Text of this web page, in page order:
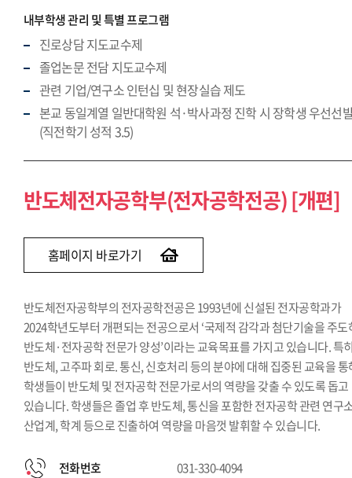
내부학생 관리 및 특별 프로그램
진로상담 지도교수제
졸업논문 전담 지도교수제
관련 기업/연구소 인턴십 및 현장실습 제도
본교 동일계열 일반대학원 석·박사과정 진학 시 장학생 우선선
(직전학기 성적 3.5)
반도체전자공학부(전자공학전공) [개편]
홈페이지 바로가기
반도체전자공학부의 전자공학전공은 1993년에 신설된 전자공학과가
2024학년도부터 개편되는 전공으로서 ‘국제적 감각과 첨단기술을 주도
반도체·전자공학 전문가 양성’이라는 교육목표를 가지고 있습니다. 특
반도체, 고주파 회로. 통신, 신호처리 등의 분야에 대해 집중된 교육을 통
학생들이 반도체 및 전자공학 전문가로서의 역량을 갖출 수 있도록 돕고
있습니다. 학생들은 졸업 후 반도체, 통신을 포함한 전자공학 관련 연구
산업계, 학계 등으로 진출하여 역량을 마음껏 발휘할 수 있습니다.
전화번호 031-330-4094